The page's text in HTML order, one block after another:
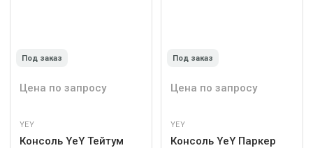
Под заказ
Цена по запросу
YEY
Консоль YeY Тейтум
Под заказ
Цена по запросу
YEY
Консоль YeY Паркер